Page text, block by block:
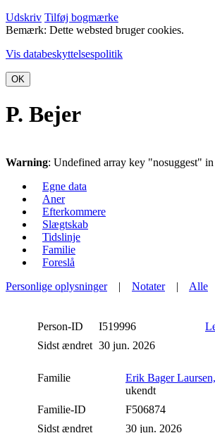
Udskriv Tilføj bogmærke
Bemærk: Dette websted bruger cookies.
Vis databeskyttelsespolitik
OK
P. Bejer
Warning: Undefined array key "nosuggest" in
Egne data
Aner
Efterkommere
Slægtskab
Tidslinje
Familie
Foreslå
Personlige oplysninger| Notater| Alle
Person-ID I519996
Sidst ændret 30 jun. 2026
Familie Erik Bager
ukendt
Familie-ID
F506874
Sidst ændret
30 jun. 2026